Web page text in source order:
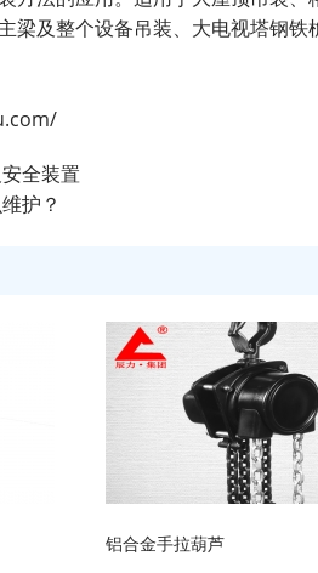
梁及整个设备吊装、大电视塔钢
全装置
护？
铝合金手拉葫芦